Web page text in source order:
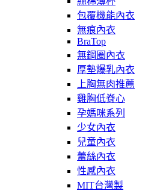
包覆機能內衣
無痕內衣
BraTop
無鋼圈內衣
厚墊爆乳內衣
上胸無肉推薦
雞胸低脊心
孕媽咪系列
少女內衣
兒童內衣
蕾絲內衣
性感內衣
MIT台灣製